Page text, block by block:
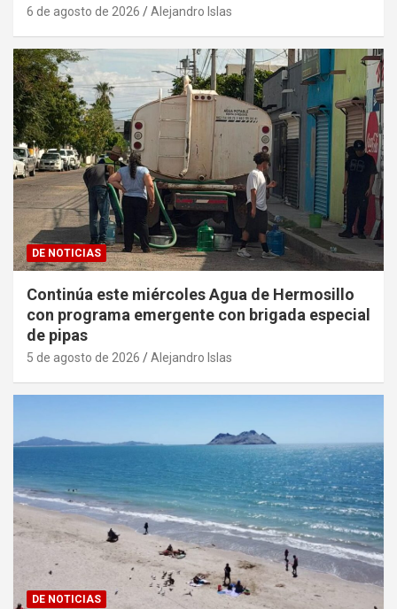
6 de agosto de 2026 Alejandro Islas
DE NOTICIAS
Continúa este miércoles Agua de Hermosillo
con programa emergente con brigada especial
de pipas
5 de agosto de 2026 Alejandro Islas
DE NOTICIAS